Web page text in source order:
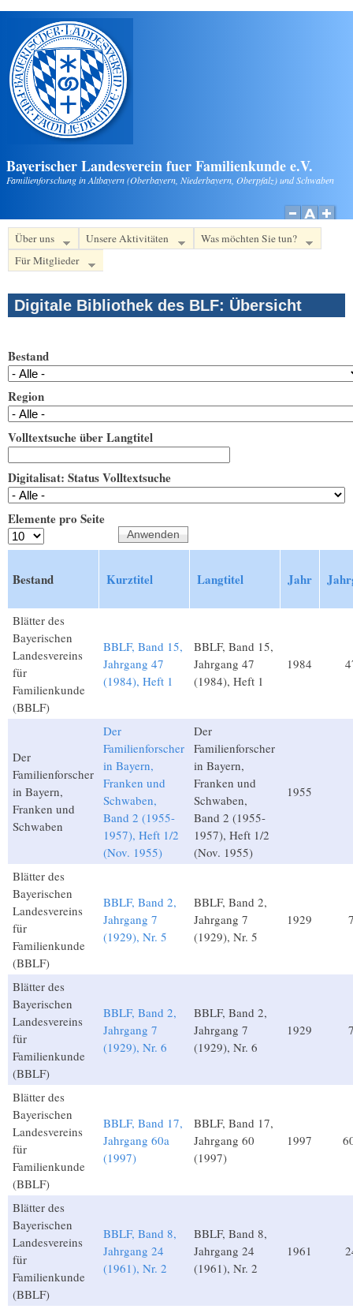
Direkt zum Inhalt
Bayerischer Landesverein fuer Familienkunde e.V.
Familienforschung in Altbayern (Oberbayern, Niederbayern, Oberpfalz) und Schwaben
Über uns Unsere Aktivitäten
Was möchten Sie tun?
Für Mitglieder
Digitale Bibliothek des BLF: Übersicht
Bestand
Region
Volltextsuche über Langtitel
Digitalisat: Status Volltextsuche
Elemente pro Seite
Bestand Kurztitel Langtitel Jahr
Blätter des
Bayerischen
Landesvereins
für
Familienkunde
(BBLF)
BBLF, Band 15,
Jahrgang 47
(1984), Heft 1
BBLF, Band 15,
Jahrgang 47
(1984), Heft 1
1984
Der
Familienforscher
in Bayern,
Franken und
Schwaben
Der
Familienforscher
in Bayern,
Franken und
Schwaben,
Band 2 (1955-
1957), Heft 1/2
(Nov. 1955)
Der
Familienforscher
in Bayern,
Franken und
Schwaben,
Band 2 (1955-
1957), Heft 1/2
(Nov. 1955)
1955
Blätter des
Bayerischen
Landesvereins
für
Familienkunde
(BBLF)
BBLF, Band 2,
Jahrgang 7
(1929), Nr. 5
BBLF, Band 2,
Jahrgang 7
(1929), Nr. 5
1929
Blätter des
Bayerischen
Landesvereins
für
Familienkunde
(BBLF)
BBLF, Band 2,
Jahrgang 7
(1929), Nr. 6
BBLF, Band 2,
Jahrgang 7
(1929), Nr. 6
1929
Blätter des
Bayerischen
Landesvereins
für
Familienkunde
(BBLF)
BBLF, Band 17,
Jahrgang 60a
(1997)
BBLF, Band 17,
Jahrgang 60
(1997)
1997
Blätter des
Bayerischen
Landesvereins
für
Familienkunde
(BBLF)
BBLF, Band 8,
Jahrgang 24
(1961), Nr. 2
BBLF, Band 8,
Jahrgang 24
(1961), Nr. 2
1961